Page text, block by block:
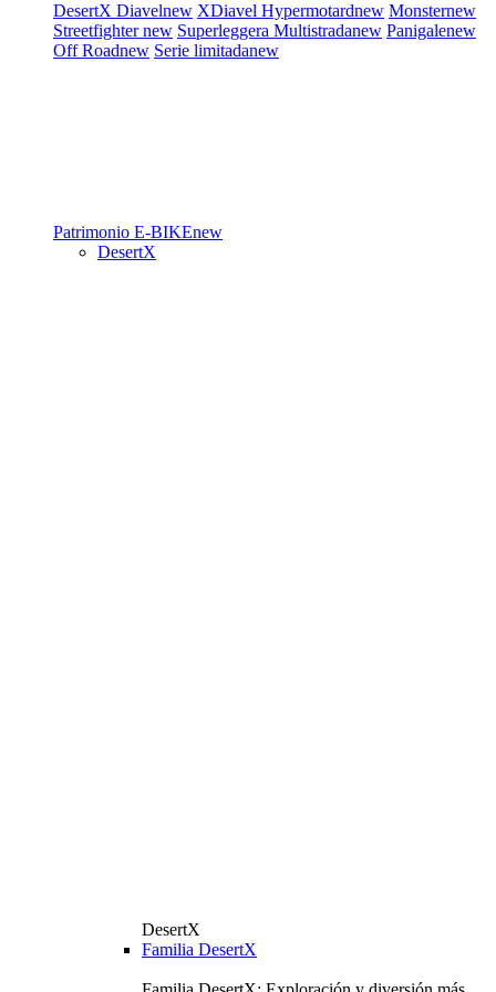
DesertX Diavelnew XDiavel Hypermotardnew Monsternew
Streetfighternew Superleggera Multistradanew Panigalenew
Off Roadnew Serie limitadanew
Patrimonio E-BIKEnew
DesertX
DesertX
Familia DesertX